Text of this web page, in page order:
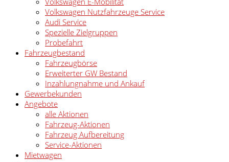
Volkswagen Nutzfahrzeuge Service
Audi Service
Spezielle Zielgruppen
Probefahrt
Fahrzeugbestand
Fahrzeugbörse
Erweiterter GW Bestand
Inzahlungnahme und Ankauf
Gewerbekunden
Angebote
alle Aktionen
Fahrzeug-Aktionen
Fahrzeug Aufbereitung
Service-Aktionen
Mietwagen